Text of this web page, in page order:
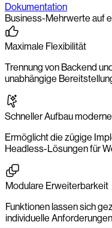
Dokumentation
Business-Mehrwerte auf
Maximale Flexibilität
Trennung von Backend
unabhängige
Schneller Aufbau
Ermöglicht die zügige
Headless-Lösungen für
Modulare Erweiterbarkeit
Funktionen lassen sich
individuelle